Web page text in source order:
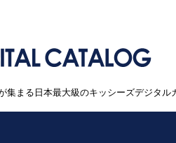
集まる日本最大級のキッシーズデジタル